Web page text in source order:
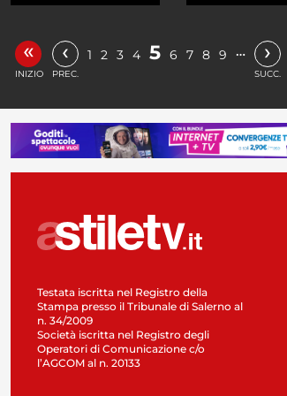
«
INIZIO
‹
PREC.
1 2 3 4 5 6 7 8 9 … ›
SUCC.
Testata iscritta nel Registro della
Stampa presso il Tribunale di Salerno al
n. 34/2009
Società iscritta nel Registro degli
Operatori di Comunicazione c/o
l’AGCOM al n. 20133